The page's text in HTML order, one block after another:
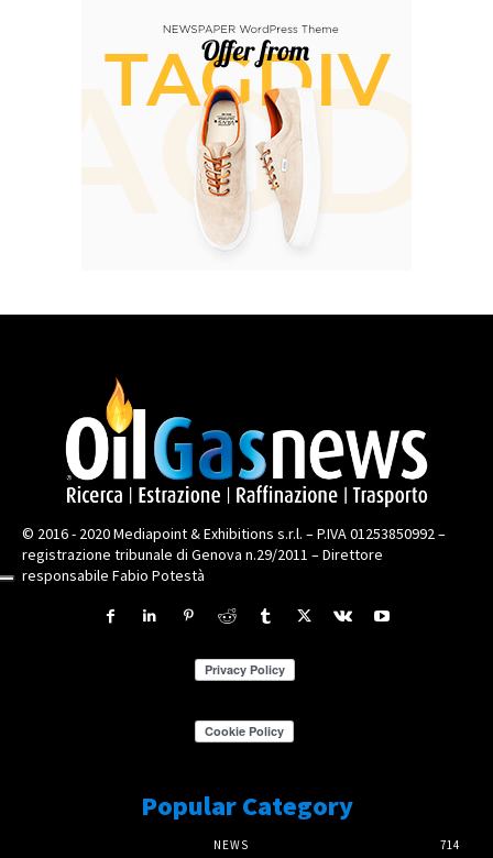
© 2016 - 2020 Mediapoint & Exhibitions s.r.l. – P.IVA 01253850992 –
registrazione tribunale di Genova n.29/2011 – Direttore
responsabile Fabio Potestà
Popular Category
NEWS 714